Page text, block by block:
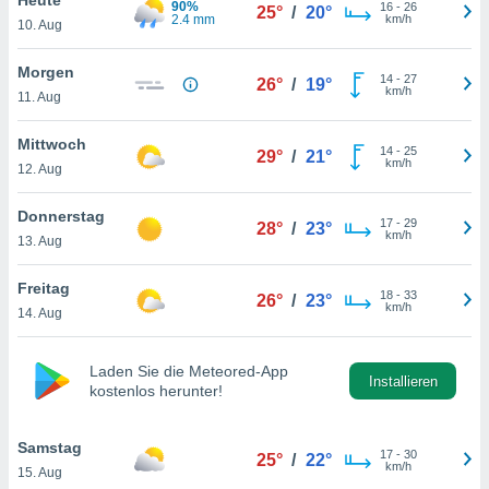
oder
Partner
es uns
das
der
Profil zu
Ihnen
finden
. Sie
jederzeit
Sie
10. Aug
90%
2.4 mm
25° / 20° 16- 26
km/h
Morgen
11. Aug
26° / 19° 14- 27
km/h
Mittwoch
12. Aug
29° / 21° 14- 25
km/h
Donnerstag
13. Aug
28° / 23° 17- 29
km/h
Freitag
14. Aug
26° / 23° 18- 33
km/h
Laden Sie die Meteored-App
kostenlos herunter!
Installieren
Samstag
15. Aug
25° / 22° 17- 30
km/h